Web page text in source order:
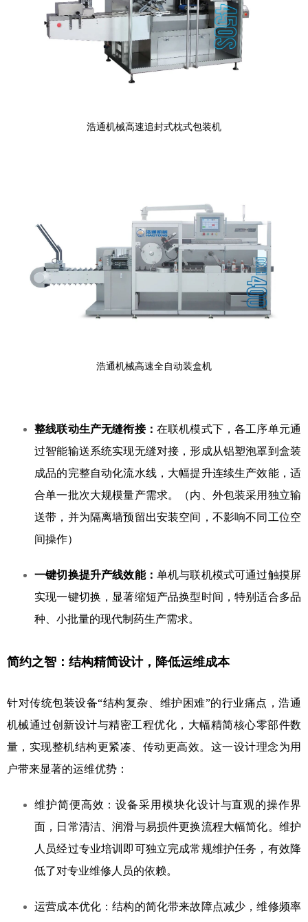
浩通机械高速追封式枕式包装机
浩通机械高速全自动装盒机
整线联动生产无缝衔接： 在联机模式下，各工序单元通
过智能输送系统实现无缝对接，形成从铝塑泡罩到盒装
成品的完整自动化流水线，大幅提升连续生产效能，适
合单一批次大规模量产需求。（内、外包装采用独立输
送带，并为隔离墙预留出安装空间，不影响不同工位空
间操作）
一键切换提升产线效能： 单机与联机模式可通过触摸屏
实现一键切换，显著缩短产品换型时间，特别适合多品
种、小批量的现代制药生产需求。
简约之智： 结构精简设计，降低运维成本
针对传统包装设备“结构复杂、维护困难”的行业痛点，浩通
机械通过创新设计与精密工程优化，大幅精简核心零部件数
量，实现整机结构更紧凑、传动更高效。这一设计理念为用
户带来显著的运维优势：
维护简便高效：设备采用模块化设计与直观的操作界
面，日常清洁、润滑与易损件更换流程大幅简化。维护
人员经过专业培训即可独立完成常规维护任务，有效降
低了对专业维修人员的依赖。
运营成本优化：结构的简化带来故障点减少，维修频率